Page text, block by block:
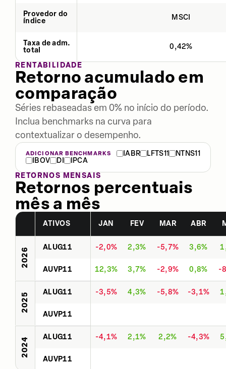
Provedor do
índice
MSCI
Taxa de adm.
total
0,42%
RENTABILIDADE
Retorno acumulado em
comparação
Séries rebaseadas em 0% no início do período.
Inclua benchmarks na curva para
contextualizar o desempenho.
ADICIONAR BENCHMARKS IABR LFTS11
NTNS11
IBOV
DI
IPCA
RETORNOS MENSAIS
Retornos percentuais
mês a mês
ATIVOS JAN FEV MAR ABR
2026 ALUG11 -2,0% 2,3% -5,7% 3,6%
AUVP11 12,3% 3,7% -2,9% 0,8% -
2025 ALUG11 -3,5% 4,3% -5,8% -3,1%
AUVP11
2024 ALUG11 -4,1% 2,1% 2,2% -4,3%
AUVP11